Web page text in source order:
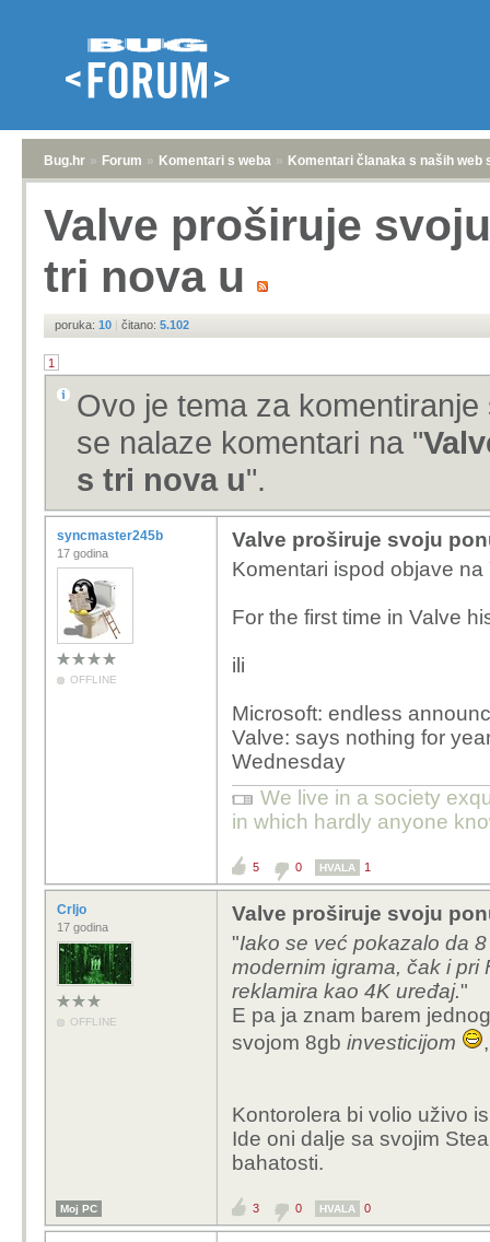
Bug.hr » Forum » Komentari s weba » Komentari članaka s naših web
Valve proširuje
tri nova u
poruka: 10 | čitano: 5.102
1
Ovo je tema za
se nalaze komentari na "
s tri nova u".
syncmaster245b
17 godina
OFFLINE
Valve proširuje svoju
Komentari ispod objave
For the first time in Valve
ili
Microsoft: endless
Valve: says nothing for
Wednesday
We live in a society
in which hardly anyone
5 0 HVALA 1
Crljo
17 godina
OFFLINE
Valve proširuje svoju
"Iako se već pokazalo da
modernim igrama, čak i pri
reklamira kao 4K uređaj."
E pa ja znam barem
svojom 8gb investicijom
Kontorolera bi volio uživo
Ide oni dalje sa svojim
bahatosti.
Moj PC 3 0 HVALA 0